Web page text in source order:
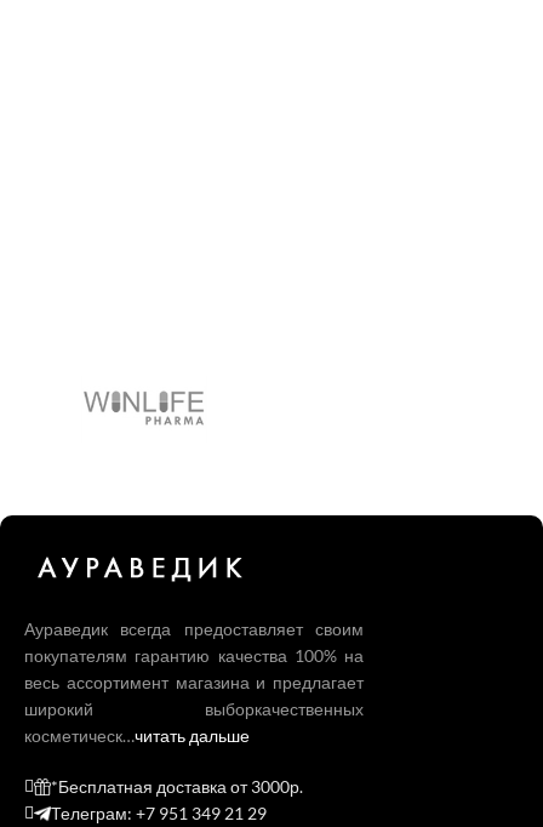
Аураведик всегда предоставляет своим
покупателям гарантию качества 100% на
весь ассортимент магазина и предлагает
широкий выборкачественных
косметическ…читать дальше
*Бесплатная доставка от 3000р.
Телеграм: +7 951 349 21 29